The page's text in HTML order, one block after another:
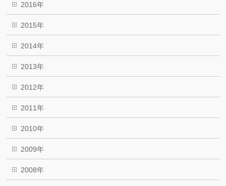
2016年
2015年
2014年
2013年
2012年
2011年
2010年
2009年
2008年